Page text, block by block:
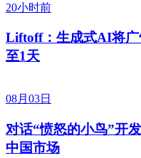
20小时前
Liftoff：生成式AI将广
至1天
08月03日
对话“愤怒的小鸟”开
中国市场